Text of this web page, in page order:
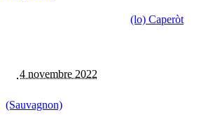
(lo) Caperòt
4 novembre 2022
(Sauvagnon)